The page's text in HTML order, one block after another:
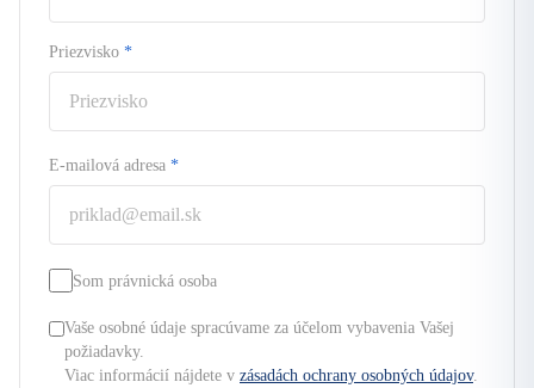
Priezvisko *
E-mailová adresa *
Som právnická osoba
Vaše osobné údaje spracúvame za účelom vybavenia Vašej
požiadavky.
Viac informácií nájdete v zásadách ochrany osobných údajov.